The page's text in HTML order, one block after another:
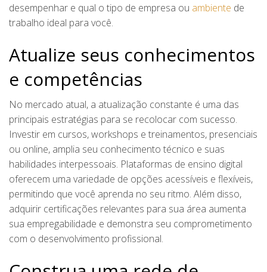
desempenhar e qual o tipo de empresa ou ambiente de
trabalho ideal para você.
Atualize seus conhecimentos
e competências
No mercado atual, a atualização constante é uma das
principais estratégias para se recolocar com sucesso.
Investir em cursos, workshops e treinamentos, presenciais
ou online, amplia seu conhecimento técnico e suas
habilidades interpessoais. Plataformas de ensino digital
oferecem uma variedade de opções acessíveis e flexíveis,
permitindo que você aprenda no seu ritmo. Além disso,
adquirir certificações relevantes para sua área aumenta
sua empregabilidade e demonstra seu comprometimento
com o desenvolvimento profissional.